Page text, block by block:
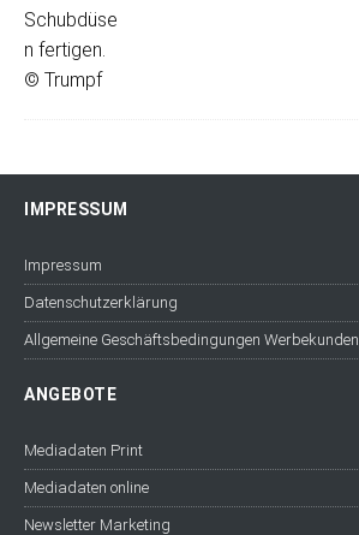
IMPRESSUM
Impressum
Datenschutzerklärung
Allgemeine Geschäftsbedingungen Werbekunden
ANGEBOTE
Mediadaten Print
Mediadaten online
Newsletter Marketing